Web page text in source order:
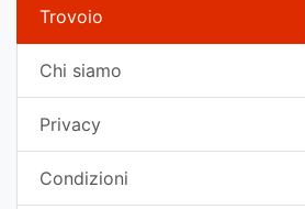
Trovoio
Chi siamo
Privacy
Condizioni